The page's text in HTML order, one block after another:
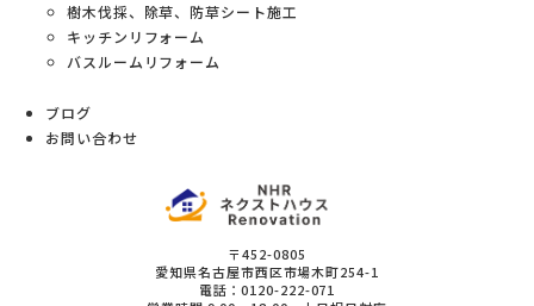
樹木伐採、除草、防草シート施工
キッチンリフォーム
バスルームリフォーム
ブログ
お問い合わせ
〒452-0805
愛知県名古屋市西区市場木町254-1
電話：0120-222-071